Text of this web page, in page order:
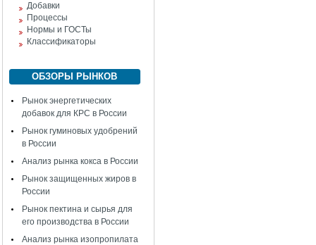
Добавки
Процессы
Нормы и ГОСТы
Классификаторы
ОБЗОРЫ РЫНКОВ
Рынок энергетических
добавок для КРС в России
Рынок гуминовых удобрений
в России
Анализ рынка кокса в России
Рынок защищенных жиров в
России
Рынок пектина и сырья для
его производства в России
Анализ рынка изопропилата